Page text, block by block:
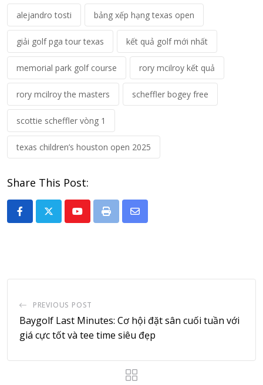
alejandro tosti bảng xếp hạng texas open
giải golf pga tour texas kết quả golf mới nhất
memorial park golf course rory mcilroy kết quả
rory mcilroy the masters scheffler bogey free
scottie scheffler vòng 1
texas children’s houston open 2025
Share This Post:
YoutubePrint
Share
PREVIOUS POST
Baygolf Last Minutes: Cơ hội đặt sân cuối tuần với
giá cực tốt và tee time siêu đẹp